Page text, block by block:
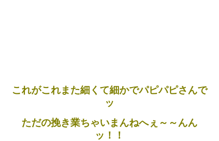
これがこれまた細くて細かでパピパピさんで
ッ
ただの挽き業ちゃいまんねへぇ～～んん
ッ！！